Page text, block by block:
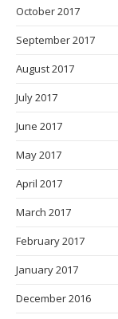
October 2017
September 2017
August 2017
July 2017
June 2017
May 2017
April 2017
March 2017
February 2017
January 2017
December 2016